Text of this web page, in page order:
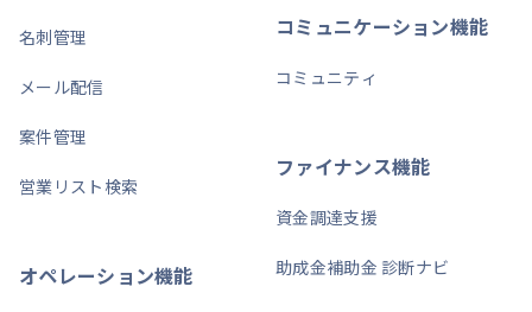
名刺管理
メール配信
案件管理
営業リスト検索
オペレーション機能
コミュニケーション機能
コミュニティ
ファイナンス機能
資金調達支援
助成金補助金 診断ナビ